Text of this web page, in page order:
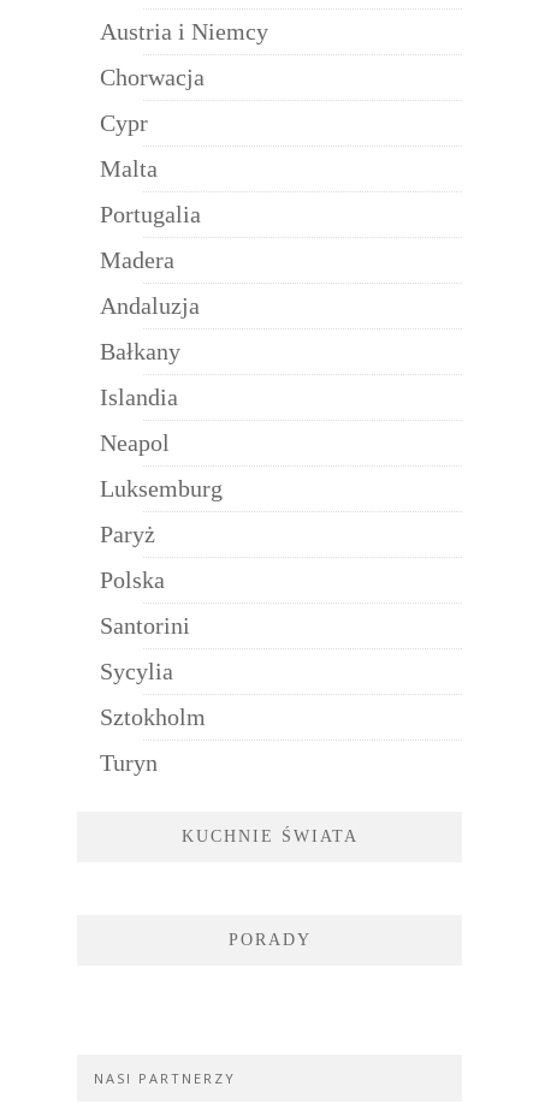
Austria i Niemcy
Chorwacja
Cypr
Malta
Portugalia
Madera
Andaluzja
Bałkany
Islandia
Neapol
Luksemburg
Paryż
Polska
Santorini
Sycylia
Sztokholm
Turyn
KUCHNIE ŚWIATA
PORADY
NASI PARTNERZY